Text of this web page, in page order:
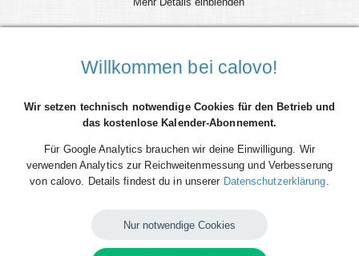
Willkommen bei calovo!
Wir setzen technisch notwendige Cookies für den Betrieb und
das kostenlose Kalender-Abonnement.
Für Google Analytics brauchen wir deine Einwilligung. Wir
verwenden Analytics zur Reichweitenmessung und Verbesserung
von calovo. Details findest du in unserer Datenschutzerklärung
Nur notwendige Cookies